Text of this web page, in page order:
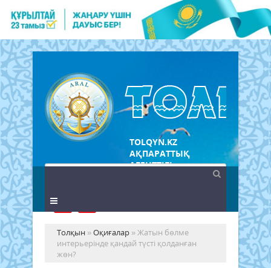
TOLQYN.KZ
АҚПАРАТТЫҚ
АГЕНТТІГІ
Толқын »Оқиғалар » Жатын бөлме
интерьерінде қандай түсті қолданған
жөн?